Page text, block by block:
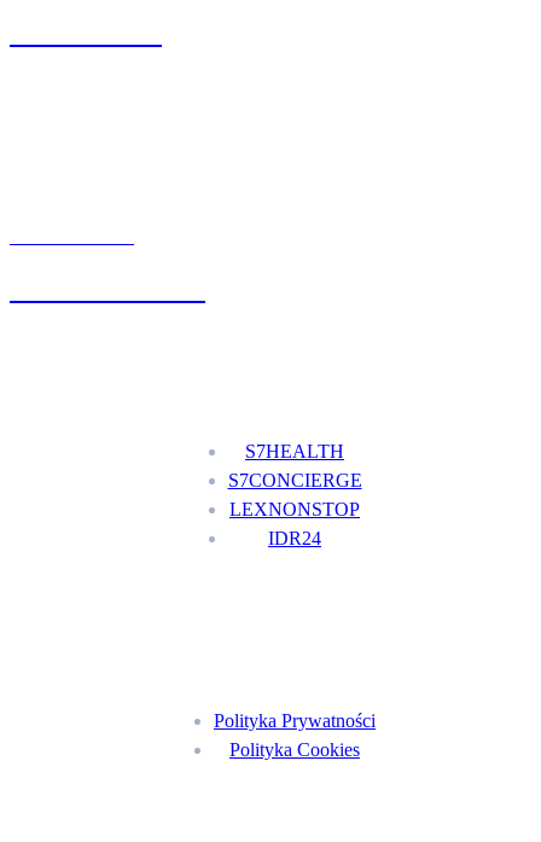
S7HEALTH
S7CONCIERGE
LEXNONSTOP
IDR24
Polityka Prywatności
Polityka Cookies